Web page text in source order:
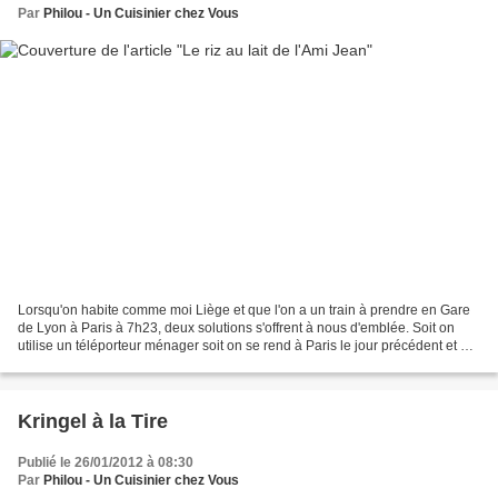
Par Philou - Un Cuisinier chez Vous
Lorsqu'on habite comme moi Liège et que l'on a un train à prendre en Gare
de Lyon à Paris à 7h23, deux solutions s'offrent à nous d'emblée. Soit on
utilise un téléporteur ménager soit on se rend à Paris le jour précédent et on
Kringel à la Tire
Publié le 26/01/2012 à 08:30
Par Philou - Un Cuisinier chez Vous